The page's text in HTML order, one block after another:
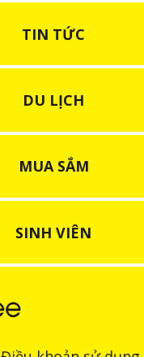
TIN TỨC
DU LỊCH
MUA SẮM
SINH VIÊN